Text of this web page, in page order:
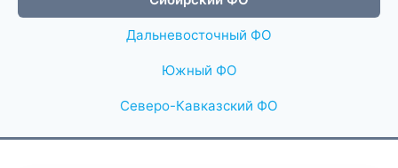
Дальневосточный ФО
Южный ФО
Северо-Кавказский ФО